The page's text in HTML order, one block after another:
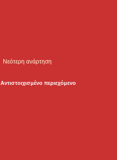
Νεότερη ανάρτηση
Αντιστοιχισμένο περιεχόμενο